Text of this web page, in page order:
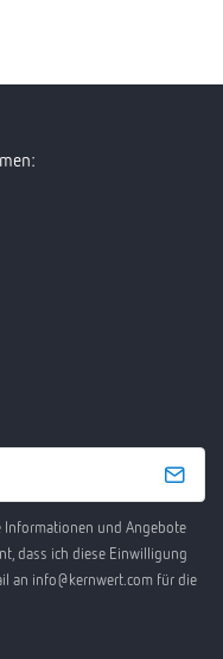
Informationen und Angebote
dass ich diese Einwilligung
an info@kernwert.com für die